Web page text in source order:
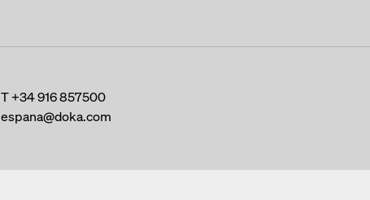
T+34 916 857500
espana@doka.com